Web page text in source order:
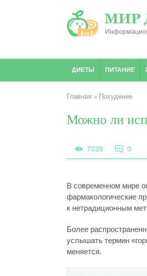
ДИЕТЫ ПИТАНИЕ
Главная » Похудение
Можно ли
7039 0
В современном мире
фармакологические
к нетрадиционным
Более
услышать термин
меняется.